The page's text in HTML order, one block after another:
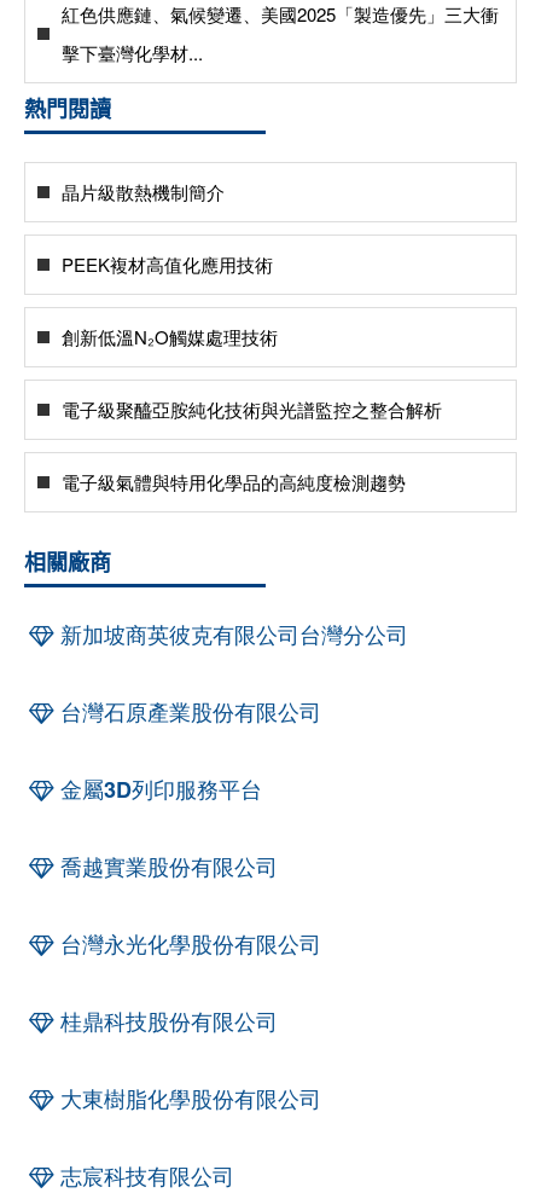
紅色供應鏈、氣候變遷、美國2025「製造優先」三大衝
擊下臺灣化學材...
熱門閱讀
晶片級散熱機制簡介
PEEK複材高值化應用技術
創新低溫N₂O觸媒處理技術
電子級聚醯亞胺純化技術與光譜監控之整合解析
電子級氣體與特用化學品的高純度檢測趨勢
相關廠商
新加坡商英彼克有限公司台灣分公司
台灣石原產業股份有限公司
金屬3D列印服務平台
喬越實業股份有限公司
台灣永光化學股份有限公司
桂鼎科技股份有限公司
大東樹脂化學股份有限公司
志宸科技有限公司